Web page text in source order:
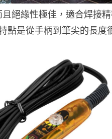
絕緣性極佳，適合焊接
點是從手柄到筆尖的長度